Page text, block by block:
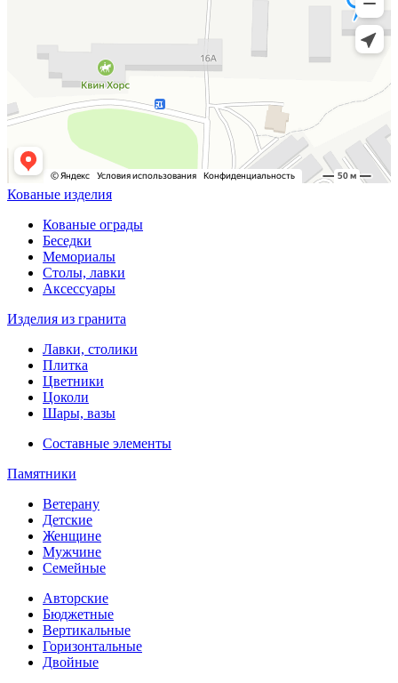
Кованые изделия
Кованые ограды
Беседки
Мемориалы
Столы, лавки
Аксессуары
Изделия из гранита
Лавки, столики
Плитка
Цветники
Цоколи
Шары, вазы
Составные элементы
Памятники
Ветерану
Детские
Женщине
Мужчине
Семейные
Авторские
Бюджетные
Вертикальные
Горизонтальные
Двойные